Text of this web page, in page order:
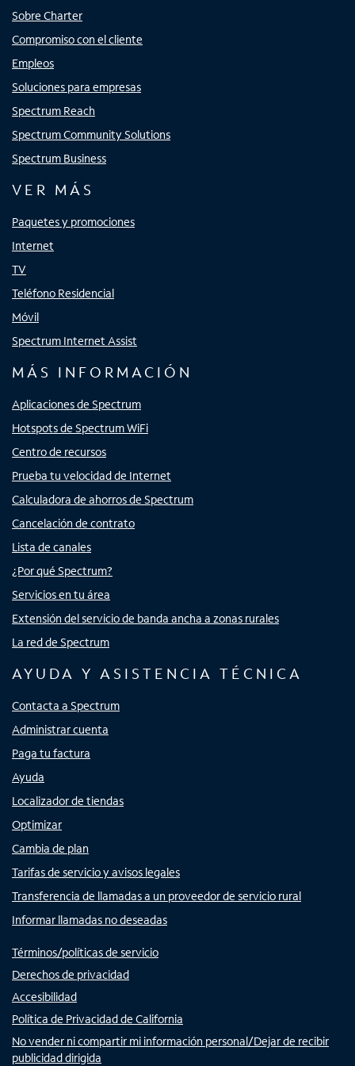
Sobre Charter
Compromiso con el cliente
Empleos
Soluciones para empresas
Spectrum Reach
Spectrum Community Solutions
Spectrum Business
VER MÁS
Paquetes y promociones
Internet
TV
Teléfono Residencial
Móvil
Spectrum Internet Assist
MÁS INFORMACIÓN
Aplicaciones de Spectrum
Hotspots de Spectrum WiFi
Centro de recursos
Prueba tu velocidad de Internet
Calculadora de ahorros de Spectrum
Cancelación de contrato
Lista de canales
¿Por qué Spectrum?
Servicios en tu área
Extensión del servicio de banda ancha a zonas rurales
La red de Spectrum
AYUDA Y ASISTENCIA TÉCNICA
Contacta a Spectrum
Administrar cuenta
Paga tu factura
Ayuda
Localizador de tiendas
Optimizar
Cambia de plan
Tarifas de servicio y avisos legales
Transferencia de llamadas a un proveedor de servicio rural
Informar llamadas no deseadas
Términos/políticas de servicio
Derechos de privacidad
Accesibilidad
Política de Privacidad de California
No vender ni compartir mi información personal/Dejar de recibir
publicidad dirigida